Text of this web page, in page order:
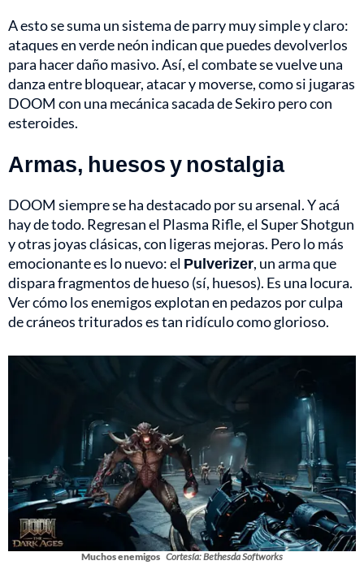
A esto se suma un sistema de parry muy simple y claro:
ataques en verde neón indican que puedes devolverlos
para hacer daño masivo. Así, el combate se vuelve una
danza entre bloquear, atacar y moverse, como si jugaras
DOOM con una mecánica sacada de Sekiro pero con
esteroides.
Armas, huesos y nostalgia
DOOM siempre se ha destacado por su arsenal. Y acá
hay de todo. Regresan el Plasma Rifle, el Super Shotgun
y otras joyas clásicas, con ligeras mejoras. Pero lo más
emocionante es lo nuevo: el Pulverizer, un arma que
dispara fragmentos de hueso (sí, huesos). Es una locura.
Ver cómo los enemigos explotan en pedazos por culpa
de cráneos triturados es tan ridículo como glorioso.
Muchos enemigos Cortesía: Bethesda Softworks